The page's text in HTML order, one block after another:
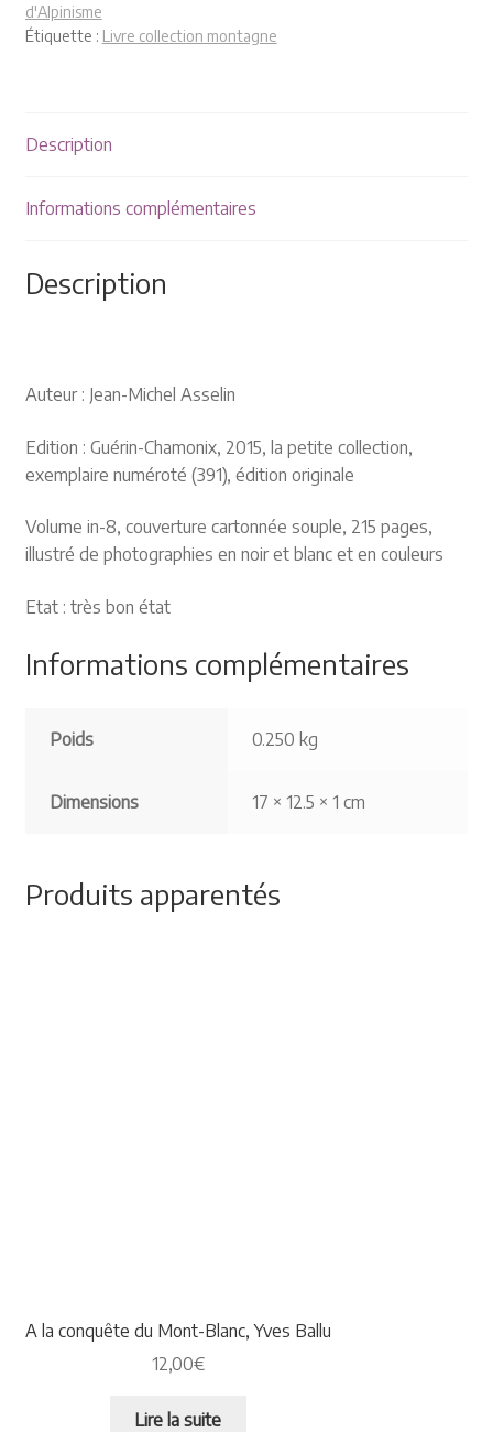
MANIFESTATIONS
d'Alpinisme
Étiquette : Livre collection montagne
Description
Informations complémentaires
Description
Auteur : Jean-Michel Asselin
Edition : Guérin-Chamonix, 2015, la petite collection,
exemplaire numéroté (391), édition originale
Volume in-8, couverture cartonnée souple, 215 pages,
illustré de photographies en noir et blanc et en couleurs
Etat : très bon état
Informations complémentaires
Poids 0.250 kg
Dimensions 17 × 12.5 × 1 cm
Produits apparentés
A la conquête du Mont-Blanc, Yves Ballu
12,00€
Lire la suite